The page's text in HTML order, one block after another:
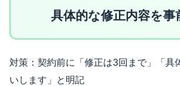
具体的な修正内容を事
対策：契約前に「修正は3回まで」「具
いします」と明記